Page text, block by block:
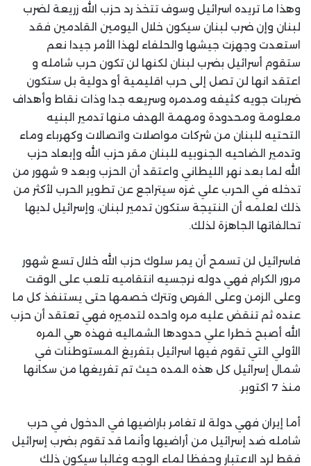
وهذا ما تريده اسرائيل وسوف تتخذ رد حزب الله زريعة لضرب
لبنان وإن ضرب لبنان سيكون خلال اليومين القادمين فقد
استعدت وجهزت جيشها والحلفاء لهذا الأمر جيدا نعم
ستقوم أسرائيل بضرب لبنان لكنها لن تكون حرب شامله و
اعتقد انها لن تصل إلى حرب اقليمية أو دولية بل ستكون
ضربات جويه كثيفه ومدمره وسريعه جدا وذات نقاط وأهداف
معلومة ومحدودة ومهمة الهدف منها تدمير البنيه
التحتيه للبنان من شركات مواصلات واتصالات وكهرباء وماء
وتدمير الضاحيه الجنوبيه للبنان مقر حزب الله وإبعاد حزب
الله لما بعد نهر الليطاني واعتقد أن الحزب وبعد 9 شهور من
تدخله في الحرب علي غزه سيتراجع عن تطوير الحرب لأكثر من
ذلك لعلمه أن النتيجة ستكون تدمير لبنان، وإسرائيل لديها
تحالفاتها الجاهزة لذلك.
فاسرائيل لن تسمح أن يمر سلوك حزب الله خلال تسع شهور
مرور الكرام فهي دوله نرجسيه انتقاميه تلعب على الوقت
وعلى الزمن وعلى الفرص وتترك خصمها حتى يستنفذ كل ما
عنده ثم تنقض عليه مره واحده لتدميره فهي تعتقد أن حزب
الله أصبح خطرا علي حدودها الشماليه فهذه هي المره
الأولي التي تقوم فيها اسرائيل بتفريغ المستوطنات في
شمال إسرائيل كل هذه المده حيث تم تفريغها من سكانها
منذ 7 اكتوبر.
أما إيران فهي دولة لا تغامر باراضيها في الدخول في حرب
شامله ضد إسرائيل من أراضيها وأنما قد تقوم بضرب إسرائيل
فقط لرد الاعتبار وحفظا لماء الوجه وغالبا سيكون ذلك